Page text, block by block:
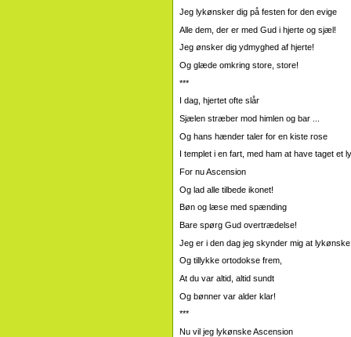
Jeg lykønsker dig på festen for den evige
Alle dem, der er med Gud i hjerte og sjæl!
Jeg ønsker dig ydmyghed af hjerte!
Og glæde omkring store, store!
***
I dag, hjertet ofte slår
Sjælen stræber mod himlen og bar ...
Og hans hænder taler for en kiste rose
I templet i en fart, med ham at have taget et
For nu Ascension
Og lad alle tilbede ikonet!
Bøn og læse med spænding
Bare spørg Gud overtrædelse!
Jeg er i den dag jeg skynder mig at lykønske
Og tillykke ortodokse frem,
At du var altid, altid sundt
Og bønner var alder klar!
***
Nu vil jeg lykønske Ascension